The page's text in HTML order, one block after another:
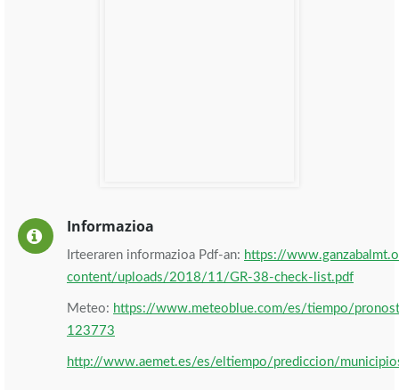
Informazioa
Irteeraren informazioa Pdf-an: https://
content/uploads/2018/11/GR-38-check-list.pdf
Meteo: https://www.meteoblue.com/es/tiempo/
123773
http://www.aemet.es/es/eltiempo/prediccion/